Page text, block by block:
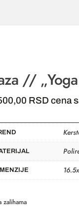
//
RSD cena
zalihama